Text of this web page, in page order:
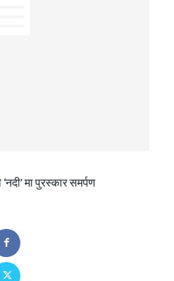
मा पुरस्कार समर्पण